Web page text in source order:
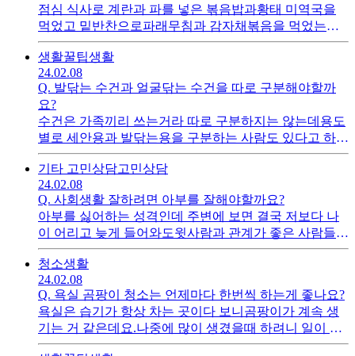
점심 식사로 계란과 파를 넣은 볶음밥과황태 미역국을
먹었고 밑반찬으로파래무침과 감자채볶음을 먹었는데
영양밸런스 괜찮을까요?
생활꿀팁생활
24.02.08
Q. 발닦는 수건과 얼굴닦는 수건을 따로 구분해야할까
요?
수건은 가족끼리 쓰는거라 따로 구분하지는 않는데용도
별로 세안용과 발닦는용을 구분하는 사람도 있다고 하더
라구요.그렇게 하는게 더 나은가요?
기타 고민상담고민상담
24.02.08
Q. 사회생활 잘하려면 아부를 잘해야할까요?
아부를 싫어하는 성격인데 주변에 보면 결국 저보다 나
이 어리고 늦게 들어와도윗사람과 관계가 좋은 사람들이
더 좋은 기회를 갖는 거 같더라구요.내일만 열심히 하면
되는줄 알았는데 아부도 하나의 스킬일까요?
청소생활
24.02.08
Q. 욕실 곰팡이 청소는 언제마다 한번씩 하는게 좋나요?
욕실은 습기가 항상 차는 곳이다 보니곰팡이가 계속 생
기는 거 같은데요.나중에 많이 생겼을때 하려니 일이 많
은데보통 언제쭘 주기로 하는게 나을까요?